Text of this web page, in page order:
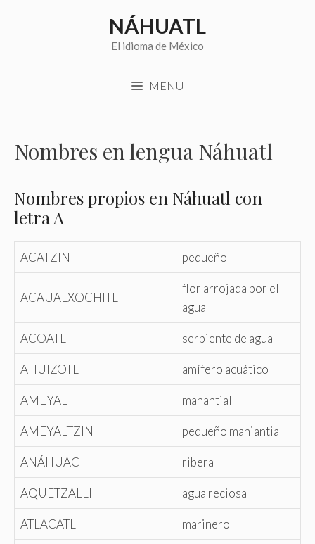
NÁHUATL
El idioma de México
MENU
Nombres en lengua Náhuatl
Nombres propios en Náhuatl con
letra A
ACATZIN pequeño
ACAUALXOCHITL
flor arrojada por el
agua
ACOATL serpiente de agua
AHUIZOTL amífero acuático
AMEYAL manantial
AMEYALTZIN pequeño maniantial
ANÁHUAC ribera
AQUETZALLI agua reciosa
ATLACATL marinero